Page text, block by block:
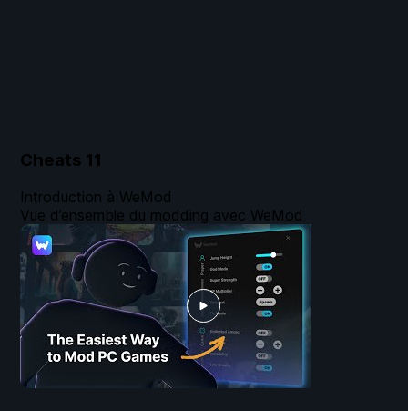
Cheats 11
Introduction à WeMod
Vue d’ensemble du modding avec WeMod